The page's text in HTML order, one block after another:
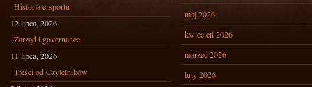
Historia e-sportu
12 lipca, 2026
Zarząd i governance
11 lipca, 2026
Treści od Czytelników
maj 2026
kwiecień 2026
marzec 2026
luty 2026